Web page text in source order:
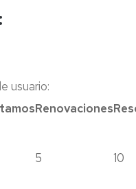
usuario:
Renovaciones
5 10